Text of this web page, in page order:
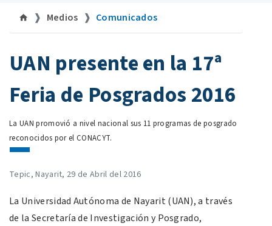
Medios Comunicados
UAN presente en la 17ª
Feria de Posgrados 2016
La UAN promovió a nivel nacional sus 11 programas de posgrado
reconocidos por el CONACYT.
Tepic, Nayarit, 29 de Abril del 2016
La Universidad Autónoma de Nayarit (UAN), a través
de la Secretaría de Investigación y Posgrado,